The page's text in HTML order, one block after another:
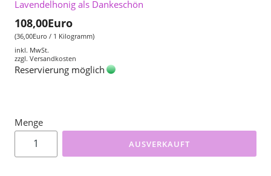
Lavendelhonig als Dankeschön
108,00Euro
(36,00Euro / 1 Kilogramm)
inkl. MwSt.
zzgl. Versandkosten
Reservierung möglich
Menge
AUSVERKAUFT